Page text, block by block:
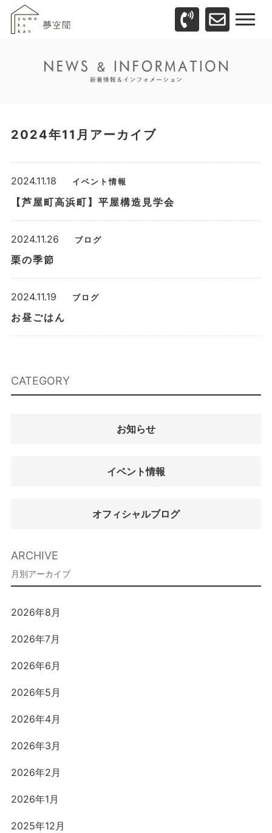
2024年11月アーカイブ
2024.11.18 イベント情報
【芦屋町高浜町】平屋構造見学会
2024.11.26 ブログ
栗の季節
2024.11.19 ブログ
お昼ごはん
CATEGORY
お知らせ
イベント情報
オフィシャルブログ
ARCHIVE
2026年8月
2026年7月
2026年6月
2026年5月
2026年4月
2026年3月
2026年2月
2026年1月
2025年12月